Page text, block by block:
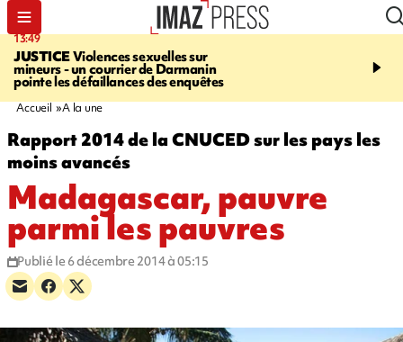
13:49
JUSTICEViolences sexuelles sur
mineurs - un courrier de Darmanin
pointe les défaillances des enquêtes
17:59
Corniche - la route du
Accueil A la une
Rapport 2014 de la CNUCED sur les pays les
moins avancés
Madagascar, pauvre
parmi les pauvres
Publié le 6 décembre 2014 à 05:15